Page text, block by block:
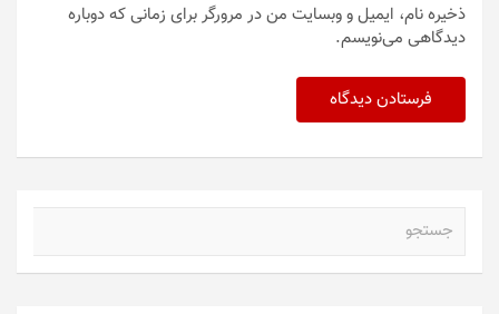
ذخیره نام، ایمیل و وبسایت من در مرورگر برای زمانی که دوباره
دیدگاهی می‌نویسم.